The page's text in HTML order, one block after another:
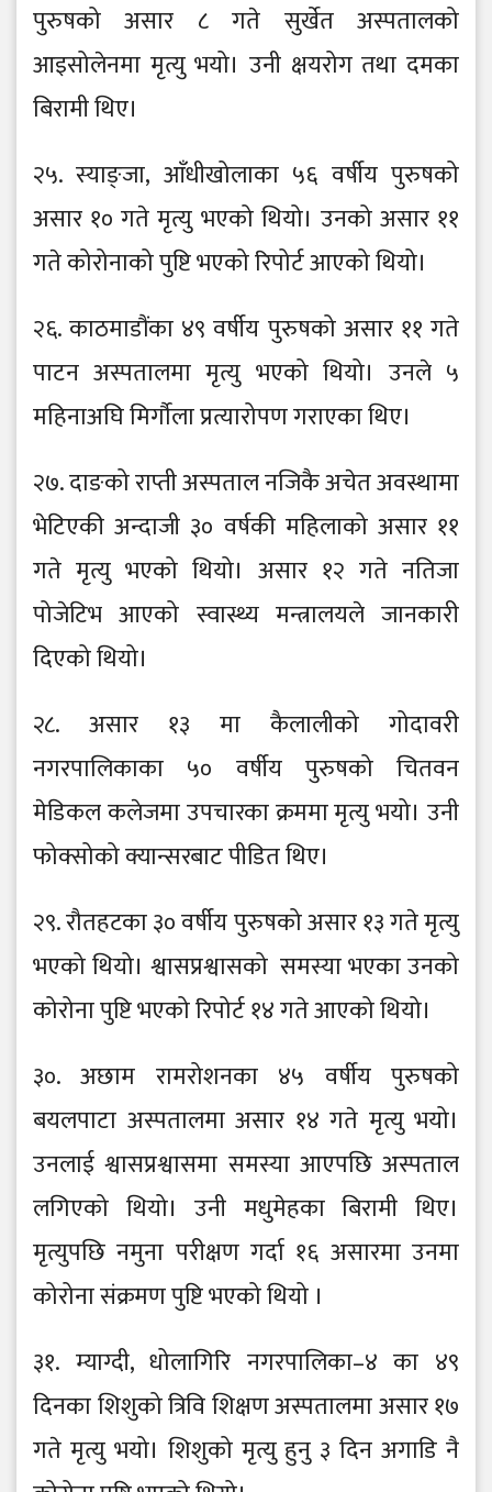
पुरुषको असार ८ गते सुर्खेत अस्पतालको
आइसोलेनमा मृत्यु भयो। उनी क्षयरोग तथा दमका
बिरामी थिए।
२५. स्याङ्जा, आँधीखोलाका ५६ वर्षीय पुरुषको
असार १० गते मृत्यु भएको थियो। उनको असार ११
गते कोरोनाको पुष्टि भएको रिपोर्ट आएको थियो।
२६. काठमाडौंका ४९ वर्षीय पुरुषको असार ११ गते
पाटन अस्पतालमा मृत्यु भएको थियो। उनले ५
महिनाअघि मिर्गौला प्रत्यारोपण गराएका थिए।
२७. दाङको राप्ती अस्पताल नजिकै अचेत अवस्थामा
भेटिएकी अन्दाजी ३० वर्षकी महिलाको असार ११
गते मृत्यु भएको थियो। असार १२ गते नतिजा
पोजेटिभ आएको स्वास्थ्य मन्त्रालयले जानकारी
दिएको थियो।
२८. असार १३ मा कैलालीको गोदावरी
नगरपालिकाका ५० वर्षीय पुरुषको चितवन
मेडिकल कलेजमा उपचारका क्रममा मृत्यु भयो। उनी
फोक्सोको क्यान्सरबाट पीडित थिए।
२९. रौतहटका ३० वर्षीय पुरुषको असार १३ गते मृत्यु
भएको थियो। श्वासप्रश्वासको समस्या भएका उनको
कोरोना पुष्टि भएको रिपोर्ट १४ गते आएको थियो।
३०. अछाम रामरोशनका ४५ वर्षीय पुरुषको
बयलपाटा अस्पतालमा असार १४ गते मृत्यु भयो।
उनलाई श्वासप्रश्वासमा समस्या आएपछि अस्पताल
लगिएको थियो। उनी मधुमेहका बिरामी थिए।
मृत्युपछि नमुना परीक्षण गर्दा १६ असारमा उनमा
कोरोना संक्रमण पुष्टि भएको थियो ।
३१. म्याग्दी, धोलागिरि नगरपालिका–४ का ४९
दिनका शिशुको त्रिवि शिक्षण अस्पतालमा असार १७
गते मृत्यु भयो। शिशुको मृत्यु हुनु ३ दिन अगाडि नै